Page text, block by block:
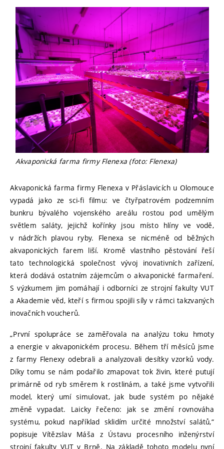
Akvaponická farma firmy Flenexa (foto: Flenexa)
Akvaponická farma firmy Flenexa v Přáslavicích u Olomouce
vypadá jako ze sci-fi filmu: ve čtyřpatrovém podzemním
bunkru bývalého vojenského areálu rostou pod umělým
světlem saláty, jejichž kořínky jsou místo hlíny ve vodě,
v nádržích plavou ryby. Flenexa se nicméně od běžných
akvaponických farem liší. Kromě vlastního pěstování řeší
tato technologická společnost vývoj inovativních zařízení,
která dodává ostatním zájemcům o akvaponické farmaření.
S výzkumem jim pomáhají i odborníci ze strojní fakulty VUT
a Akademie věd, kteří s firmou spojili síly v rámci takzvaných
inovačních voucherů.
„První spolupráce se zaměřovala na analýzu toku hmoty
a energie v akvaponickém procesu. Během tří měsíců jsme
z farmy Flenexy odebrali a analyzovali desítky vzorků vody.
Díky tomu se nám podařilo zmapovat tok živin, které putují
primárně od ryb směrem k rostlinám, a také jsme vytvořili
model, který umí simulovat, jak bude systém po nějaké
změně vypadat. Laicky řečeno: jak se změní rovnováha
systému, pokud například sklidím určité množství salátů,“
popisuje Vítězslav Máša z Ústavu procesního inženýrství
strojní fakulty VUT v Brně. Na základě tohoto modelu nyní